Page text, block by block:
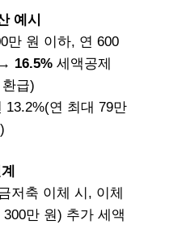
예시
만 원 이하, 연 600
16.5% 세액공제
급)
13.2%(연 최대 79만
저축 이체 시, 이체
만 원) 추가 세액